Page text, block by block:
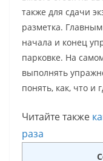
также для сдачи
разметка.
начала и конец
парковке. На
выполнять
понять, как, что и
Читайте также
раза